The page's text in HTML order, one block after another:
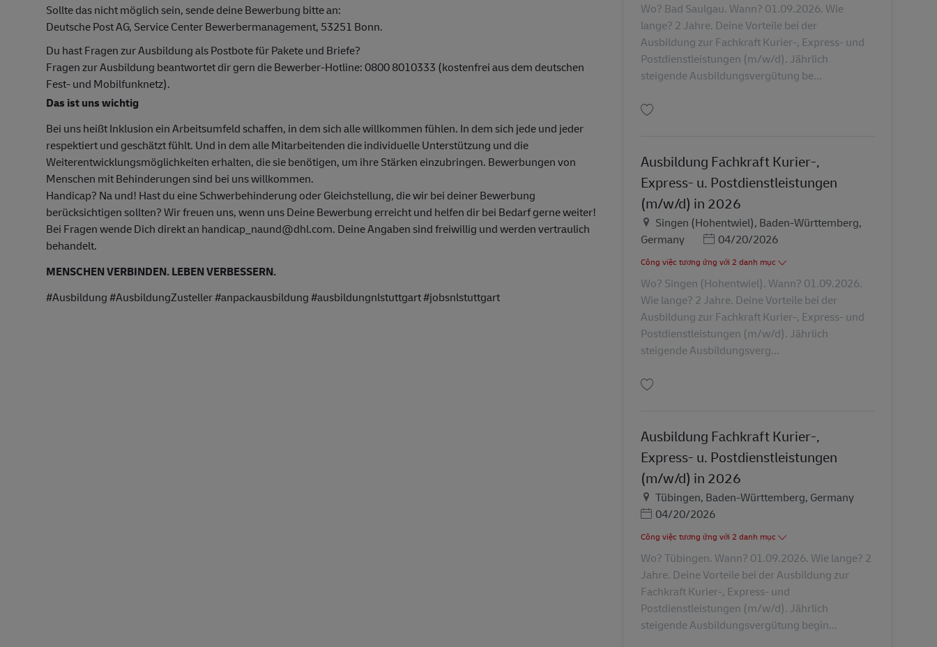
Sollte das nicht möglich sein, sende deine Bewerbung bitte an:
Deutsche Post AG, Service Center Bewerbermanagement, 53251 Bonn.
Du hast Fragen zur Ausbildung als Postbote für Pakete und Briefe?
Fragen zur Ausbildung beantwortet dir gern die Bewerber-Hotline: 0800 8010333 (kostenfrei aus dem deutschen
Fest- und Mobilfunknetz).
Das ist uns wichtig
Bei uns heißt Inklusion ein Arbeitsumfeld schaffen, in dem sich alle willkommen fühlen. In dem sich jede und jeder
respektiert und geschätzt fühlt. Und in dem alle Mitarbeitenden die individuelle Unterstützung und die
Weiterentwicklungsmöglichkeiten erhalten, die sie benötigen, um ihre Stärken einzubringen. Bewerbungen von
Menschen mit Behinderungen sind bei uns willkommen.
Handicap? Na und! Hast du eine Schwerbehinderung oder Gleichstellung, die wir bei deiner Bewerbung
berücksichtigen sollten? Wir freuen uns, wenn uns Deine Bewerbung erreicht und helfen dir bei Bedarf gerne weiter!
Bei Fragen wende Dich direkt an handicap_naund@dhl.com. Deine Angaben sind freiwillig und werden vertraulich
behandelt.
MENSCHEN VERBINDEN. LEBEN VERBESSERN.
#Ausbildung #AusbildungZusteller #anpackausbildung #ausbildungnlstuttgart #jobsnlstuttgart
Wo? Bad Saulgau. Wann? 01.09.2026. Wie
lange? 2 Jahre. Deine Vorteile bei der
Ausbildung zur Fachkraft Kurier-, Express- und
Postdienstleistungen (m/w/d). Jährlich
steigende Ausbildungsvergütung be...
Ausbildung Fachkraft Kurier-,
Express- u. Postdienstleistungen
(m/w/d) in 2026
Địa điểm
Singen (Hohentwiel), Baden-Württemberg,
Germany
Posted Date
04/20/2026
Công việc tương ứng với 2 danh mục
Wo? Singen (Hohentwiel). Wann? 01.09.2026.
Wie lange? 2 Jahre. Deine Vorteile bei der
Ausbildung zur Fachkraft Kurier-, Express- und
Postdienstleistungen (m/w/d). Jährlich
steigende Ausbildungsverg...
Ausbildung Fachkraft Kurier-,
Express- u. Postdienstleistungen
(m/w/d) in 2026
Địa điểm
Tübingen, Baden-Württemberg, Germany
Posted Date
04/20/2026
Công việc tương ứng với 2 danh mục
Wo? Tübingen. Wann? 01.09.2026. Wie lange? 2
Jahre. Deine Vorteile bei der Ausbildung zur
Fachkraft Kurier-, Express- und
Postdienstleistungen (m/w/d). Jährlich
steigende Ausbildungsvergütung begin...